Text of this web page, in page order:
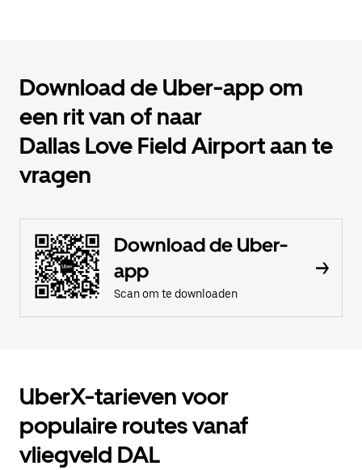
Download de Uber-app om
een rit van of naar
Dallas Love Field Airport aan te
vragen
Download de Uber-
app
Scan om te downloaden
UberX-tarieven voor
populaire routes vanaf
vliegveld DAL